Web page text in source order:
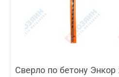
Сверло по бетону Энкор